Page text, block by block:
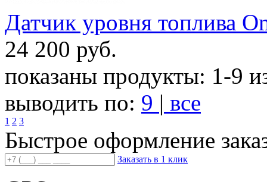
Датчик уровня топлива
24 200 руб.
показаны продукты: 1-9
выводить по: 9 | все
1 2 3
Быстрое оформление
Заказать в 1 клик